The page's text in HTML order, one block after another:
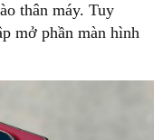
thân máy. Tuy
mở phần màn hình